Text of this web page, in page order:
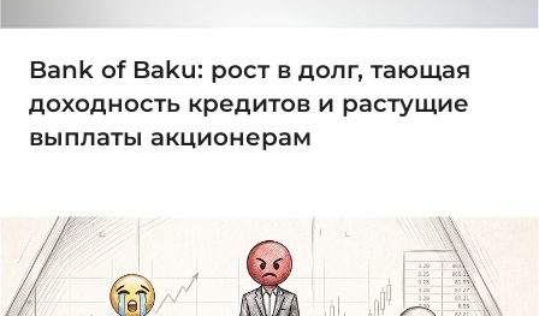
Bank of Baku: рост в долг, тающая
доходность кредитов и растущие
выплаты акционерам